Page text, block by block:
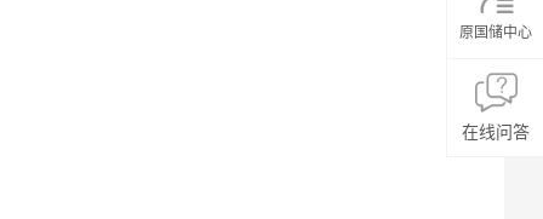
原国储中心
在线问答